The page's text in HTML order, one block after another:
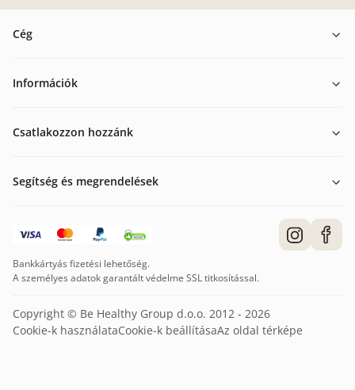
Cég
Információk
Csatlakozzon hozzánk
Segítség és megrendelések
Bankkártyás fizetési lehetőség.
A személyes adatok garantált védelme SSL titkosítással.
Copyright © Be Healthy Group d.o.o. 2012 - 2026
Cookie-k használataCookie-k beállításaAz oldal térképe